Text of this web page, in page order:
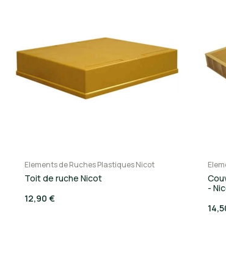
Elements de Ruches Plastiques Nicot
Toit de ruche Nicot
12,90 €
-